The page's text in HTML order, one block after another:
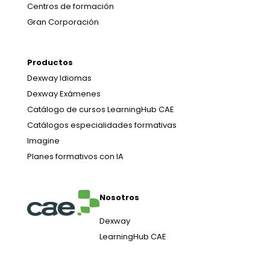
Centros de formación
Gran Corporación
Productos
Dexway Idiomas
Dexway Exámenes
Catálogo de cursos LearningHub CAE
Catálogos especialidades formativas
Imagine
Planes formativos con IA
Nosotros
Dexway
LearningHub CAE